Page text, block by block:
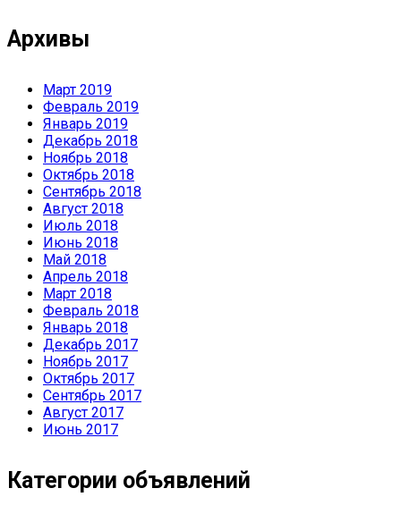
Архивы
Март 2019
Февраль 2019
Январь 2019
Декабрь 2018
Ноябрь 2018
Октябрь 2018
Сентябрь 2018
Август 2018
Июль 2018
Июнь 2018
Май 2018
Апрель 2018
Март 2018
Февраль 2018
Январь 2018
Декабрь 2017
Ноябрь 2017
Октябрь 2017
Сентябрь 2017
Август 2017
Июнь 2017
Категории объявлений